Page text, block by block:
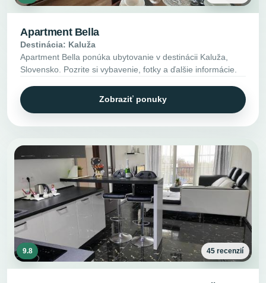
Apartment Bella
Destinácia: Kaluža
Apartment Bella ponúka ubytovanie v destinácii Kaluža,
Slovensko. Pozrite si vybavenie, fotky a ďalšie informácie.
Zobraziť ponuky
9.8 45 recenzií